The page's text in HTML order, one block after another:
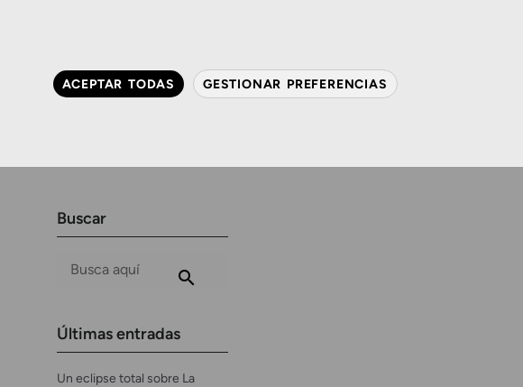
Contactología avanzada Audiología Gafas y mucho más
Buscar
Últimas entradas
Un eclipse total sobre La
ACEPTAR TODAS GESTIONAR PREFERENCIAS